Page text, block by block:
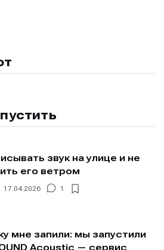
звук на улице и не
его ветром
17.04.2026 1
мне запили: мы запустили
Acoustic — сервис